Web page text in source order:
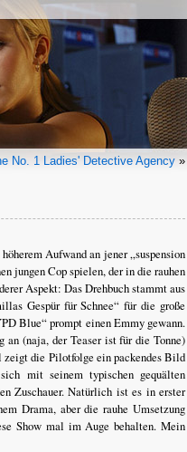
No. 1 Ladies' Detective Agency »
Aufwand an jener „suspension
jungen Cop spielen, der in die rauhen
Aspekt: Das Drehbuch stammt aus
Gespür für Schnee“ für die große
Blue“ prompt einen Emmy gewann.
an (naja, der Teaser ist für die Tonne)
zeigt die Pilotfolge ein packendes Bild
mit seinem typischen gequälten
Zuschauer. Natürlich ist es in erster
Drama, aber die rauhe Umsetzung
Show mal im Auge behalten. Mein